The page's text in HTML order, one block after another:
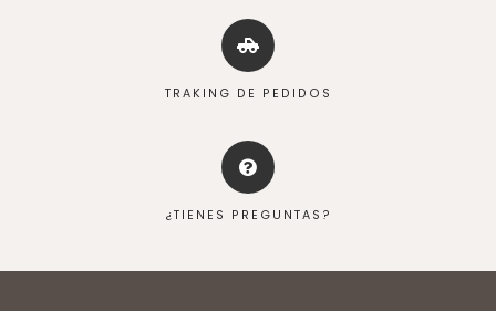
TRAKING DE PEDIDOS
¿TIENES PREGUNTAS?